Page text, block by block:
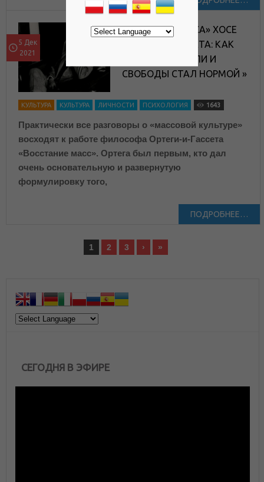
5 Дек
2021
«ЧЕЛОВЕК-МАССА» ХОСЕ
ОРТЕГИ-И-ГАССЕТА: КАК
ОТКАЗ ОТ МЫСЛИ И
СВОБОДЫ СТАЛ НОРМОЙ »
КУЛЬТУРА КУЛЬТУРА ЛИЧНОСТИ ПСИХОЛОГИЯ 1643
Практически все разговоры о «массовой культуре»
восходят к работе философа Ортеги-и-Гассета
«Восстание масс». Ортега был первым, кто дал
очень основательную и развернутую
формулировку того,
ПОДРОБНЕЕ…
1 2 3 › »
СЕГОДНЯ В ЭФИРЕ